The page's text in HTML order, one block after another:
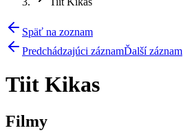
Späť na zoznam
Predchádzajúci záznamĎalší záznam
Tiit Kikas
Filmy